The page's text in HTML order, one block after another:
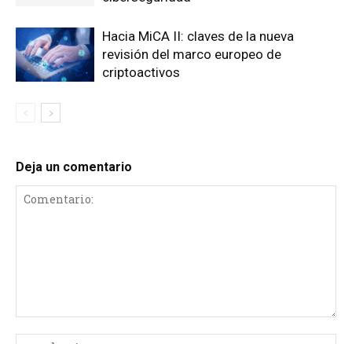
Hacia MiCA II: claves de la nueva
revisión del marco europeo de
criptoactivos
Deja un comentario